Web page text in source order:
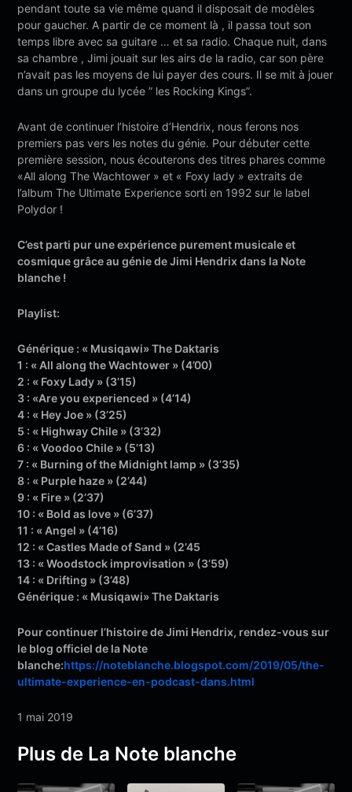
pendant toute sa vie même quand il disposait de modèles
pour gaucher. A partir de ce moment là , il passa tout son
temps libre avec sa guitare … et sa radio. Chaque nuit, dans
sa chambre , Jimi jouait sur les airs de la radio, car son père
n’avait pas les moyens de lui payer des cours. Il se mit à jouer
dans un groupe du lycée ” les Rocking Kings”.
Avant de continuer l’histoire d’Hendrix, nous ferons nos
premiers pas vers les notes du génie. Pour débuter cette
première session, nous écouterons des titres phares comme
«All along The Wachtower » et « Foxy lady » extraits de
l’album The Ultimate Experience sorti en 1992 sur le label
Polydor !
C’est parti pur une expérience purement musicale et
cosmique grâce au génie de Jimi Hendrix dans la Note
blanche !
Playlist:
Générique : « Musiqawi» The Daktaris
1 : « All along the Wachtower » (4’00)
2 : « Foxy Lady » (3’15)
3 : «Are you experienced » (4’14)
4 : « Hey Joe » (3’25)
5 : « Highway Chile » (3’32)
6 : « Voodoo Chile » (5’13)
7 : « Burning of the Midnight lamp » (3’35)
8 : « Purple haze » (2’44)
9 : « Fire » (2’37)
10 : « Bold as love » (6’37)
11 : « Angel » (4’16)
12 : « Castles Made of Sand » (2’45
13 : « Woodstock improvisation » (3’59)
14 : « Drifting » (3’48)
Générique : « Musiqawi» The Daktaris
Pour continuer l’histoire de Jimi Hendrix, rendez-vous sur
le blog officiel de la Note
blanche:https://noteblanche.blogspot.com/2019/05/the-
ultimate-experience-en-podcast-dans.html
1 mai 2019
Plus de La Note blanche